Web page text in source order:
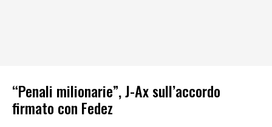
“Penali milionarie”, J-Ax sull’accordo
firmato con Fedez